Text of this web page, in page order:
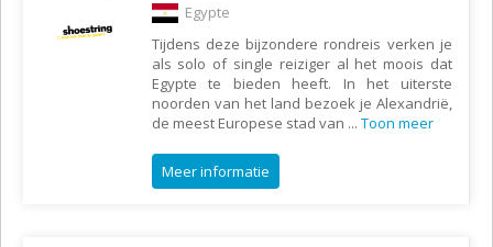
Egypte
Tijdens deze bijzondere rondreis verken je
als solo of single reiziger al het moois dat
Egypte te bieden heeft. In het uiterste
noorden van het land bezoek je Alexandrië,
de meest Europese stad van ... Toon meer
Meer informatie